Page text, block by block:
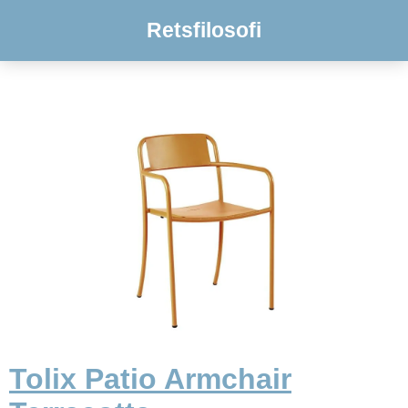
Retsfilosofi
Tolix Patio Armchair